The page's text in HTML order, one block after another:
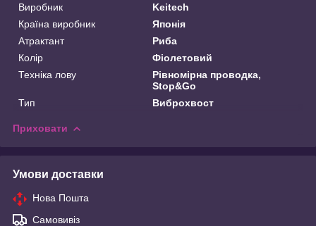
Виробник
Keitech
Країна виробник
Японія
Атрактант
Риба
Колір
Фіолетовий
Техніка лову
Рівномірна проводка,
Stop&Go
Тип
Виброхвост
Приховати
Умови доставки
Нова Пошта
Самовивіз